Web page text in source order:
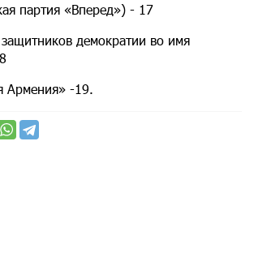
партия «Вперед») - 17
демократии во имя
Армения» -19.